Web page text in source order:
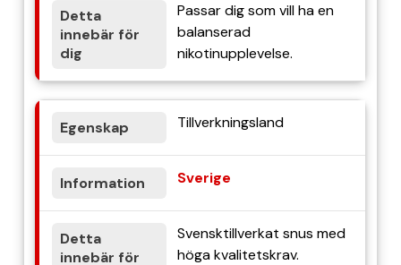
Passar dig som vill ha en
balanserad
nikotinupplevelse.
Tillverkningsland
Sverige
Svensktillverkat snus med
höga kvalitetskrav.